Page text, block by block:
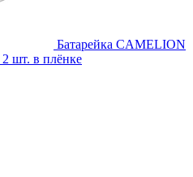
Батарейка CAMELION
шт. в плёнке